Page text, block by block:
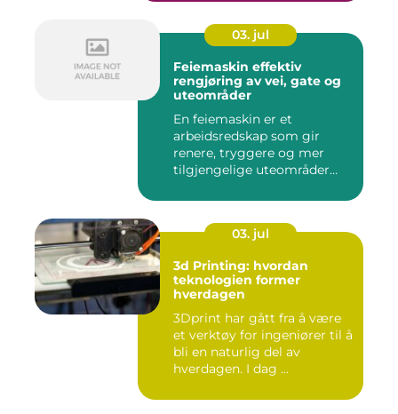
03. jul
Feiemaskin effektiv
rengjøring av vei, gate og
uteområder
En feiemaskin er et
arbeidsredskap som gir
renere, tryggere og mer
tilgjengelige uteområder
03. jul
3d Printing: hvordan
teknologien former
hverdagen
3Dprint har gått fra å være
et verktøy for ingeniører til å
bli en naturlig del av
hverdagen. I dag ...